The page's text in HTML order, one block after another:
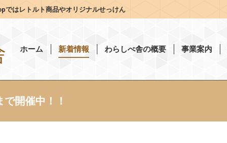
ではレトルト商品やオリジナルせっけん
ホーム 新着情報 わらしべ舎の概要 事業案内
開催中！！